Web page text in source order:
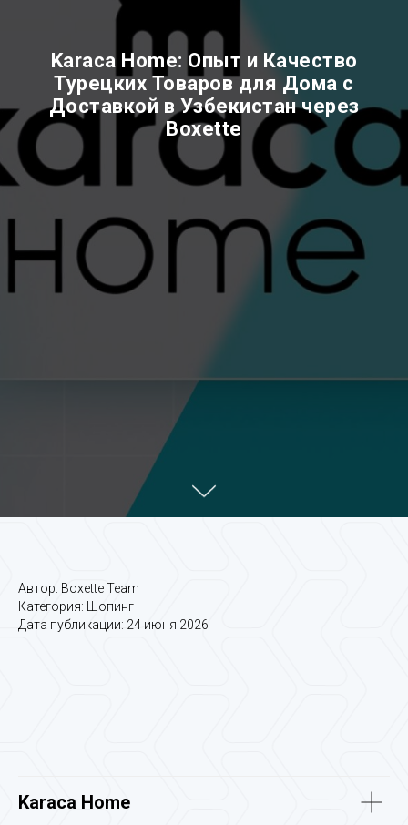
Karaca Home: Опыт и Качество
Турецких Товаров для Дома с
Доставкой в Узбекистан через
Boxette
Автор: Boxette Team
Категория: Шопинг
Дата публикации: 24 июня 2026
Karaca Home